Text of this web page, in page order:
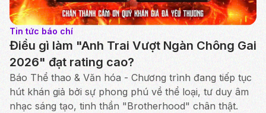
Tin tức báo chí
Điều gì làm "Anh Trai Vượt Ngàn Chông Gai
2026" đạt rating cao?
Báo Thể thao & Văn hóa - Chương trình đang tiếp tục
hút khán giả bởi sự phong phú về thể loại, tư duy âm
nhạc sáng tạo, tinh thần "Brotherhood" chân thật.